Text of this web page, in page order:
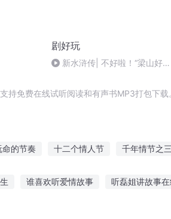
剧好玩
新水浒传| 不好啦！“梁山好
免费在线试听阅读和有声书MP3打包下载
命的节奏 十二个情人节 千年情节之
谁喜欢听爱情故事 听磊姐讲故事